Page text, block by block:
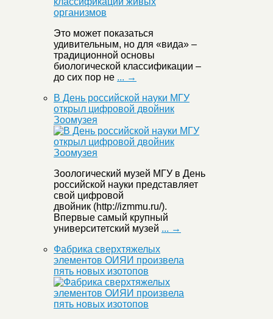
Это может показаться
удивительным, но для «вида» –
традиционной основы
биологической классификации –
до сих пор не ... →
В День российской науки МГУ
открыл цифровой двойник
Зоомузея
Зоологический музей МГУ в День
российской науки представляет
свой цифровой
двойник (http://izmmu.ru/).
Впервые самый крупный
университетский музей ... →
Фабрика сверхтяжелых
элементов ОИЯИ произвела
пять новых изотопов